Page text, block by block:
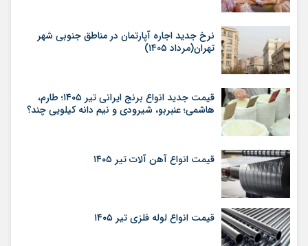
نرخ جدید اجاره آپارتمان در مناطق جنوبی شهر
تهران(مرداد ۱۴۰۵)
قیمت جدید انواع برنج ایرانی تیر ۱۴۰۵؛ طارم،
هاشمی؛ عنبربو، شیرودی و نیم دانه کیلویی چند؟
قیمت انواع آهن آلات تیر ۱۴۰۵
قیمت انواع لوله فلزی تیر ۱۴۰۵